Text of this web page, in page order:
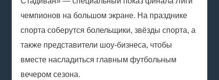
чемпионов на большом экране. На празднике
спорта соберутся болельщики, звёзды спорта, а
также представители шоу-бизнеса, чтобы
вместе насладиться главным футбольным
вечером сезона.